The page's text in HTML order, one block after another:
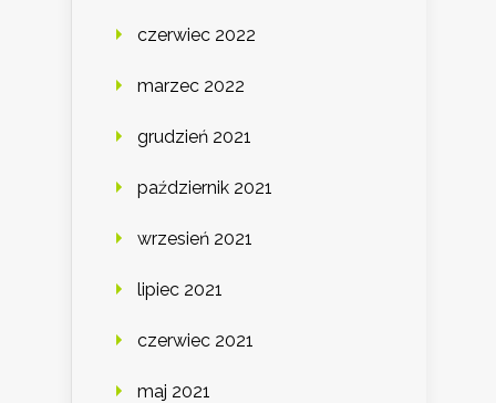
czerwiec 2022
marzec 2022
grudzień 2021
październik 2021
wrzesień 2021
lipiec 2021
czerwiec 2021
maj 2021